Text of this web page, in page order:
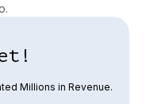
Millions in Revenue.